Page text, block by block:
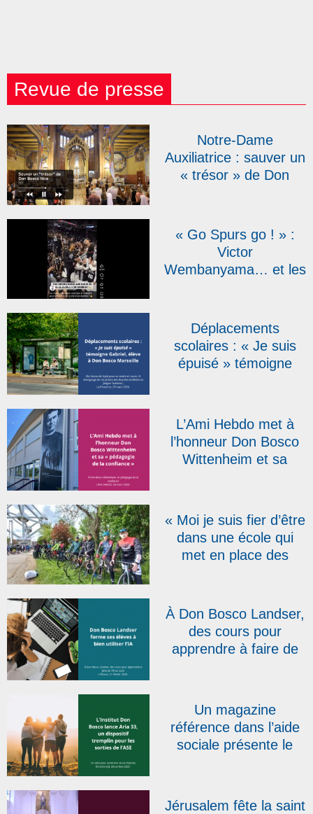
Revue de presse
Notre-Dame
Auxiliatrice : sauver un
« trésor » de Don
« Go Spurs go ! » :
Victor
Wembanyama… et les
Déplacements
scolaires : « Je suis
épuisé » témoigne
La Provence
L’Ami Hebdo met à
l’honneur Don Bosco
Wittenheim et sa
« Moi je suis fier d’être
dans une école qui
met en place des
le Don Bosco Tour qui
s’élancera le 20 avril
À Don Bosco Landser,
des cours pour
apprendre à faire de
Un magazine
référence dans l’aide
sociale présente le
Jérusalem fête la saint